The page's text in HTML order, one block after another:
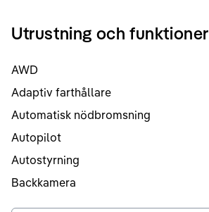
Utrustning och funktioner
AWD
Adaptiv farthållare
Automatisk nödbromsning
Autopilot
Autostyrning
Backkamera